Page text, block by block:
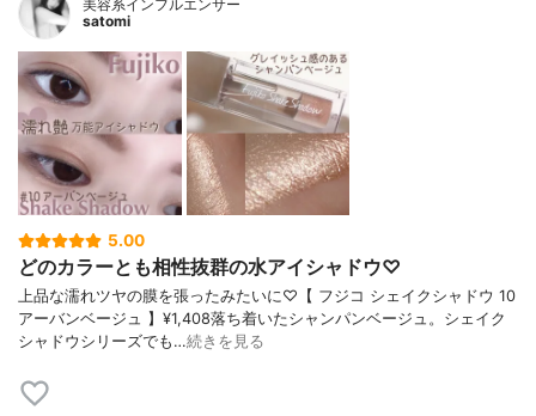
美容系インフルエンサー
satomi
5.00
どのカラーとも相性抜群の水アイシャドウ♡
上品な濡れツヤの膜を張ったみたいに♡【 フジコ シェイクシャドウ 10
アーバンベージュ 】¥1,408落ち着いたシャンパンベージュ。シェイク
シャドウシリーズでも…続きを見る